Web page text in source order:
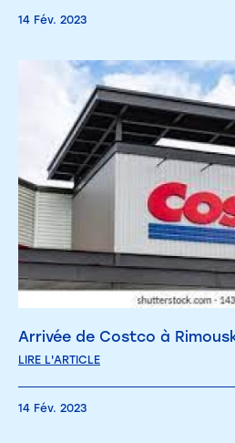
14 Fév. 2023
Arrivée de Costco à
LIRE L'ARTICLE
14 Fév. 2023